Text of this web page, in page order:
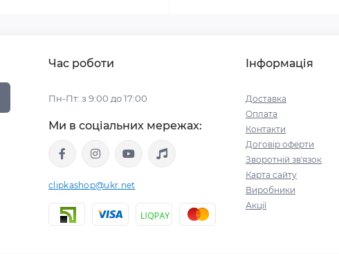
Час роботи
Пн-Пт: з 9:00 до 17:00
Ми в соціальних мережах:
clipkashop@ukr.net
Інформація
Доставка
Оплата
Контакти
Договір оферти
Зворотній зв'язок
Карта сайту
Виробники
Акції